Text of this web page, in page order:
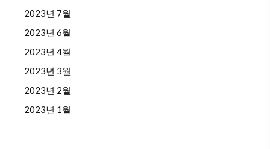
2023년 7월
2023년 6월
2023년 4월
2023년 3월
2023년 2월
2023년 1월